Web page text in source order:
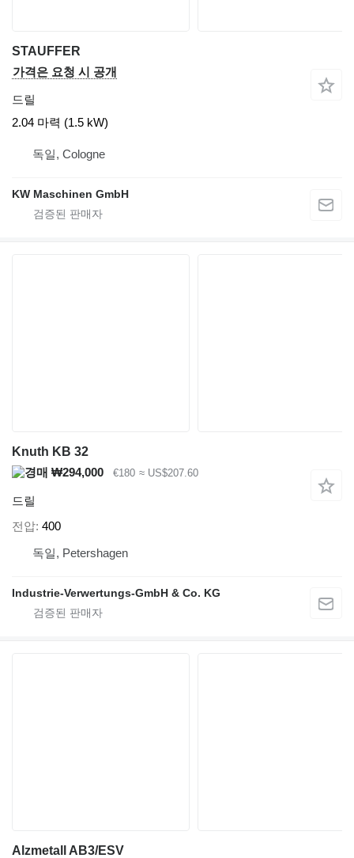
STAUFFER
가격은 요청 시 공개
드릴
2.04 마력 (1.5 kW)
독일, Cologne
KW Maschinen GmbH
Knuth KB 32
₩294,000
€180 ≈ US$207.60
드릴
전압 400
독일, Petershagen
Industrie-Verwertungs-GmbH & Co. KG
Alzmetall AB3/ESV